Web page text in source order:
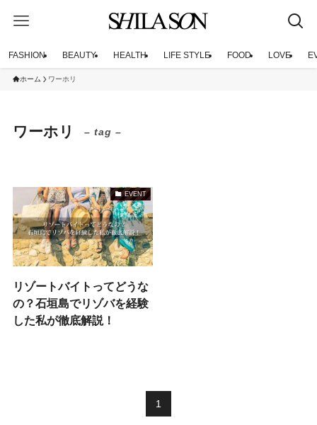
FASHION BEAUTY HEALTH LIFE STYLE FOOD LOVE
ホーム ワーホリ
ワーホリ – tag –
EVENT
リゾートバイトってどうな
の？石垣島でリゾバを経験
した私が徹底解説！
1